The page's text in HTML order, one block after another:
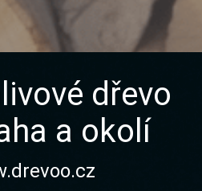
dřevo
a okolí